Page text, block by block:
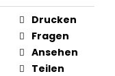
Drucken
Fragen
Ansehen
Teilen